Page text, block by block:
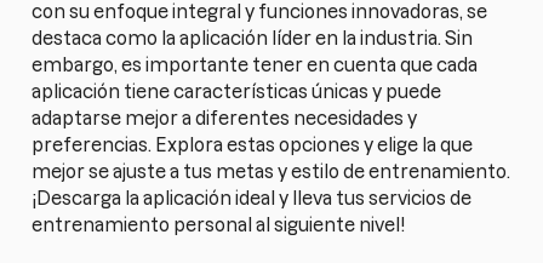
con su enfoque integral y funciones innovadoras, se
destaca como la aplicación líder en la industria. Sin
embargo, es importante tener en cuenta que cada
aplicación tiene características únicas y puede
adaptarse mejor a diferentes necesidades y
preferencias. Explora estas opciones y elige la que
mejor se ajuste a tus metas y estilo de entrenamiento.
¡Descarga la aplicación ideal y lleva tus servicios de
entrenamiento personal al siguiente nivel!